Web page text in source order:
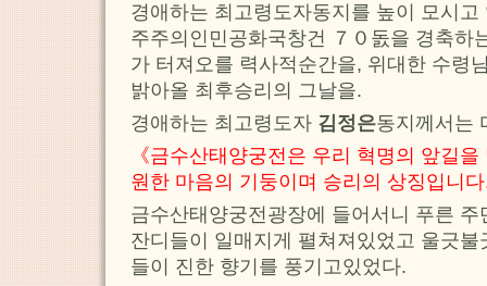
경애하는 최고령도자동지를 높이 모시
주주의인민공화국창건 ７０돐을 경축하
가 터져오를 력사적순간을, 위대한 수령
밝아올 최후승리의 그날을.
경애하는 최고령도자 김정은동지께서는
《금수산태양궁전은 우리 혁명의 앞길
원한 마음의 기둥이며 승리의 상징입니
금수산태양궁전광장에 들어서니 푸른
잔디들이 일매지게 펼쳐져있었고 울긋
들이 진한 향기를 풍기고있었다.